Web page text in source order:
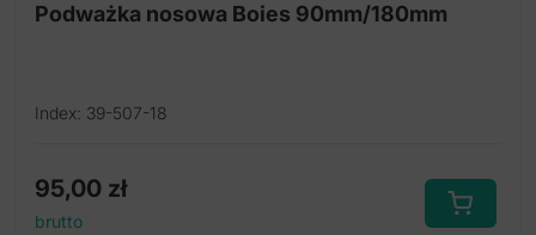
Podważka nosowa Boies 90mm/180mm
Index: 39-507-18
95,00 zł
brutto